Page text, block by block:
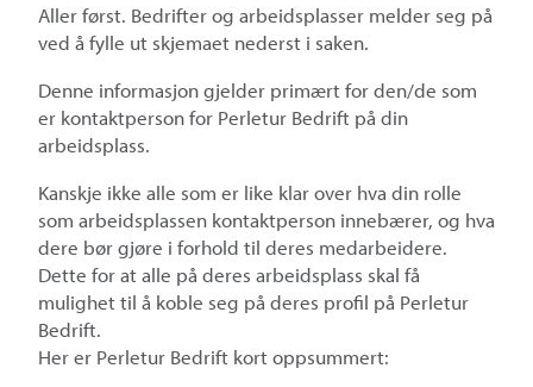
Aller først. Bedrifter og arbeidsplasser melder seg på
ved å fylle ut skjemaet nederst i saken.
Denne informasjon gjelder primært for den/de som
er kontaktperson for Perletur Bedrift på din
arbeidsplass.
Kanskje ikke alle som er like klar over hva din rolle
som arbeidsplassen kontaktperson innebærer, og hva
dere bør gjøre i forhold til deres medarbeidere.
Dette for at alle på deres arbeidsplass skal få
mulighet til å koble seg på deres profil på Perletur
Bedrift.
Her er Perletur Bedrift kort oppsummert: